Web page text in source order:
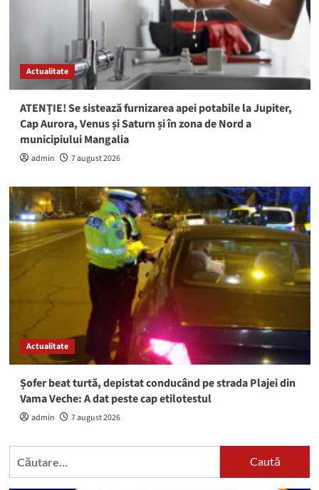
Actualitate
ATENȚIE! Se sistează furnizarea apei potabile la Jupiter,
Cap Aurora, Venus și Saturn și în zona de Nord a
municipiului Mangalia
admin 7 august 2026
Actualitate
Șofer beat turtă, depistat conducând pe strada Plajei din
Vama Veche: A dat peste cap etilotestul
admin 7 august 2026
Caută